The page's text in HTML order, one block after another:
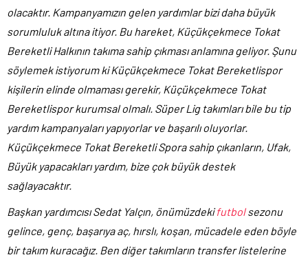
olacaktır. Kampanyamızın gelen yardımlar bizi daha büyük
sorumluluk altına itiyor. Bu hareket, Küçükçekmece Tokat
Bereketli Halkının takıma sahip çıkması anlamına geliyor. Şunu
söylemek istiyorum ki Küçükçekmece Tokat Bereketlispor
kişilerin elinde olmaması gerekir, Küçükçekmece Tokat
Bereketlispor kurumsal olmalı. Süper Lig takımları bile bu tip
yardım kampanyaları yapıyorlar ve başarılı oluyorlar.
Küçükçekmece Tokat Bereketli Spora sahip çıkanların, Ufak,
Büyük yapacakları yardım, bize çok büyük destek
sağlayacaktır.
Başkan yardımcısı Sedat Yalçın, önümüzdekifutbolsezonu
gelince, genç, başarıya aç, hırslı, koşan, mücadele eden böyle
bir takım kuracağız. Ben diğer takımların transfer listelerine